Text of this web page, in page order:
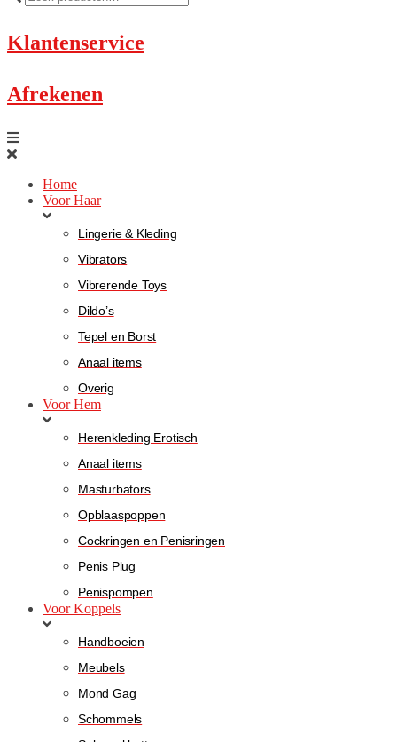
Klantenservice
Afrekenen
Home
Voor Haar
Lingerie & Kleding
Vibrators
Vibrerende Toys
Dildo’s
Tepel en Borst
Anaal items
Overig
Voor Hem
Herenkleding Erotisch
Anaal items
Masturbators
Opblaaspoppen
Cockringen en Penisringen
Penis Plug
Penispompen
Voor Koppels
Handboeien
Meubels
Mond Gag
Schommels